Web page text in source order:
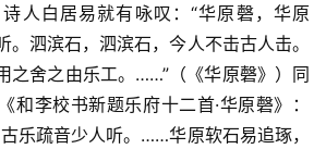
注册
人白居易就有咏叹：“华原磬，华原
。泗滨石，泗滨石，今人不击古人击。
之舍之由乐工。……”（《华原磬》）同
和李校书新题乐府十二首·华原磬》：
乐疏音少人听。……华原软石易追琢，